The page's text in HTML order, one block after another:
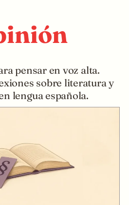
pensar en voz alta.
sobre literatura y
lengua española.